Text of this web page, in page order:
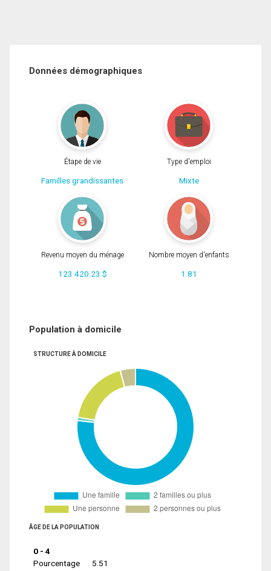
Données démographiques
Étape de vie
Familles grandissantes
Type d'emploi
Mixte
Revenu moyen du ménage
123 420.23 $
Nombre moyen d'enfants
1.81
Population à domicile
STRUCTURE À DOMICILE
ÂGE DE LA POPULATION
0 - 4
Pourcentage
5.51